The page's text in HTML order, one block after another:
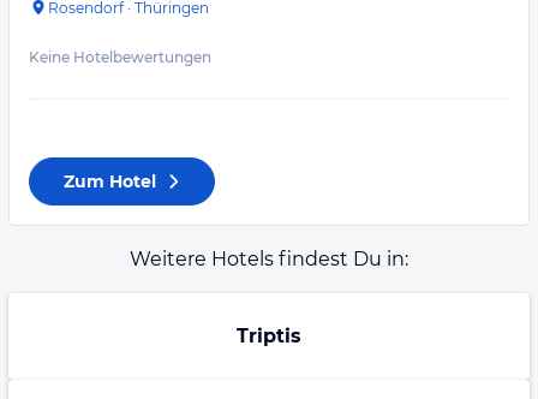
Rosendorf· Thüringen
Keine Hotelbewertungen
Zum Hotel
Weitere Hotels findest Du in:
Triptis